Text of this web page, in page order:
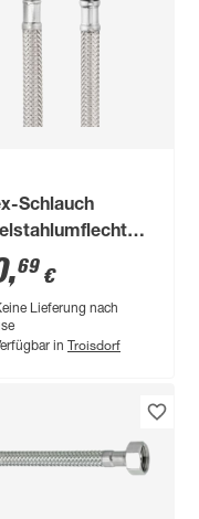
Schlauch
x 10 x 10 x 300
,69 €
Lieferung nach
in Troisdorf